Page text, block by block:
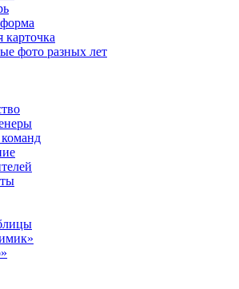
карточка
фото разных лет